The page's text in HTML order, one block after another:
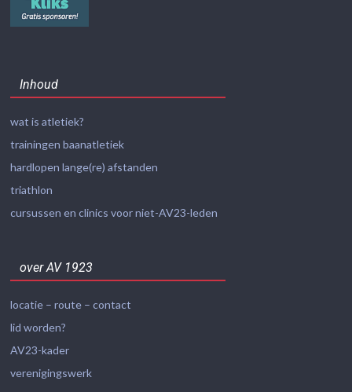
Inhoud
wat is atletiek?
trainingen baanatletiek
hardlopen lange(re) afstanden
triathlon
cursussen en clinics voor niet-AV23-leden
over AV 1923
locatie – route – contact
lid worden?
AV23-kader
verenigingswerk